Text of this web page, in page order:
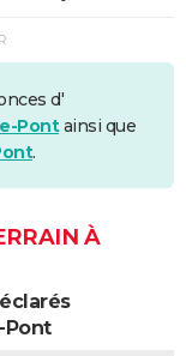
d'
Pontainsi que
.
À
Pont